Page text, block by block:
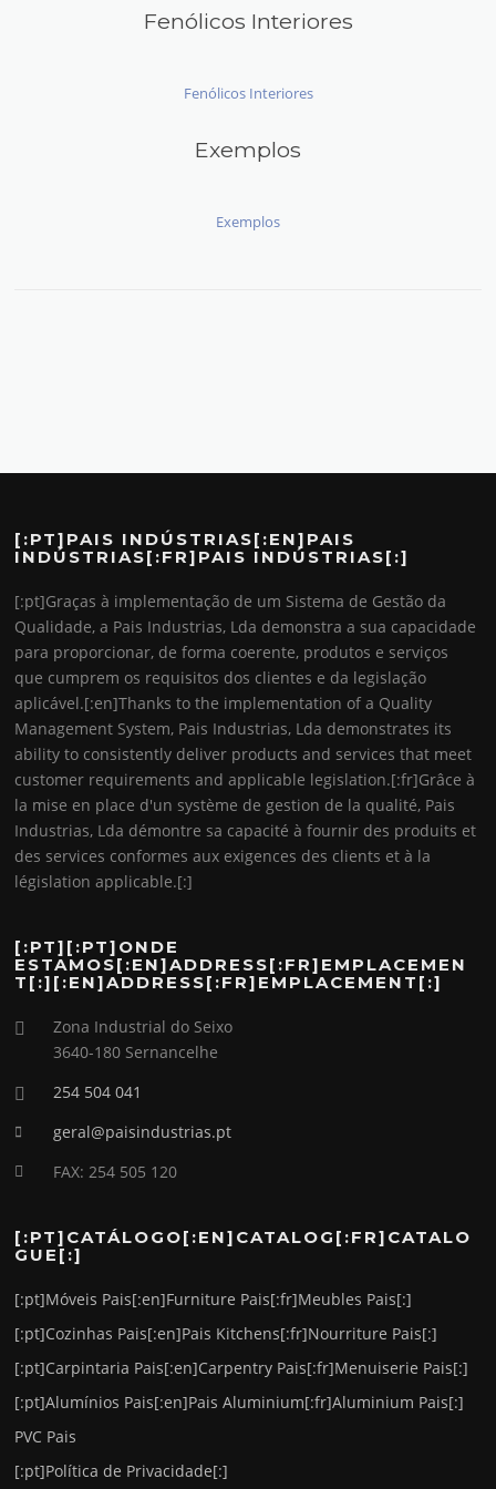
Fenólicos Interiores
Fenólicos Interiores
Exemplos
Exemplos
[:PT]PAIS INDÚSTRIAS[:EN]PAIS
INDÚSTRIAS[:FR]PAIS INDÚSTRIAS[:]
[:pt]Graças à implementação de um Sistema de Gestão da
Qualidade, a Pais Industrias, Lda demonstra a sua capacidade
para proporcionar, de forma coerente, produtos e serviços
que cumprem os requisitos dos clientes e da legislação
aplicável.[:en]Thanks to the implementation of a Quality
Management System, Pais Industrias, Lda demonstrates its
ability to consistently deliver products and services that meet
customer requirements and applicable legislation.[:fr]Grâce à
la mise en place d'un système de gestion de la qualité, Pais
Industrias, Lda démontre sa capacité à fournir des produits et
des services conformes aux exigences des clients et à la
législation applicable.[:]
[:PT][:PT]ONDE
ESTAMOS[:EN]ADDRESS[:FR]EMPLACEMEN
T[:][:EN]ADDRESS[:FR]EMPLACEMENT[:]
Zona Industrial do Seixo
3640-180 Sernancelhe
254 504 041
geral@paisindustrias.pt
FAX: 254 505 120
[:PT]CATÁLOGO[:EN]CATALOG[:FR]CATALO
GUE[:]
[:pt]Móveis Pais[:en]Furniture Pais[:fr]Meubles Pais[:]
[:pt]Cozinhas Pais[:en]Pais Kitchens[:fr]Nourriture Pais[:]
[:pt]Carpintaria Pais[:en]Carpentry Pais[:fr]Menuiserie Pais[:]
[:pt]Alumínios Pais[:en]Pais Aluminium[:fr]Aluminium Pais[:]
PVC Pais
[:pt]Política de Privacidade[:]